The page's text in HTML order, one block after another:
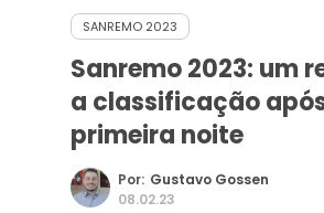
SANREMO 2023
Sanremo 2023: um
a classificação
primeira noite
Por: Gustavo Gossen
08.02.23